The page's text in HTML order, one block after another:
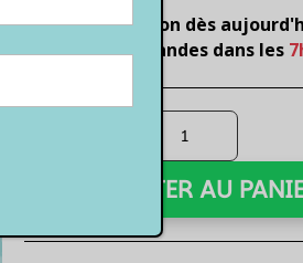
Expédition dès
si tu commandes dans les
AJOUTER AU